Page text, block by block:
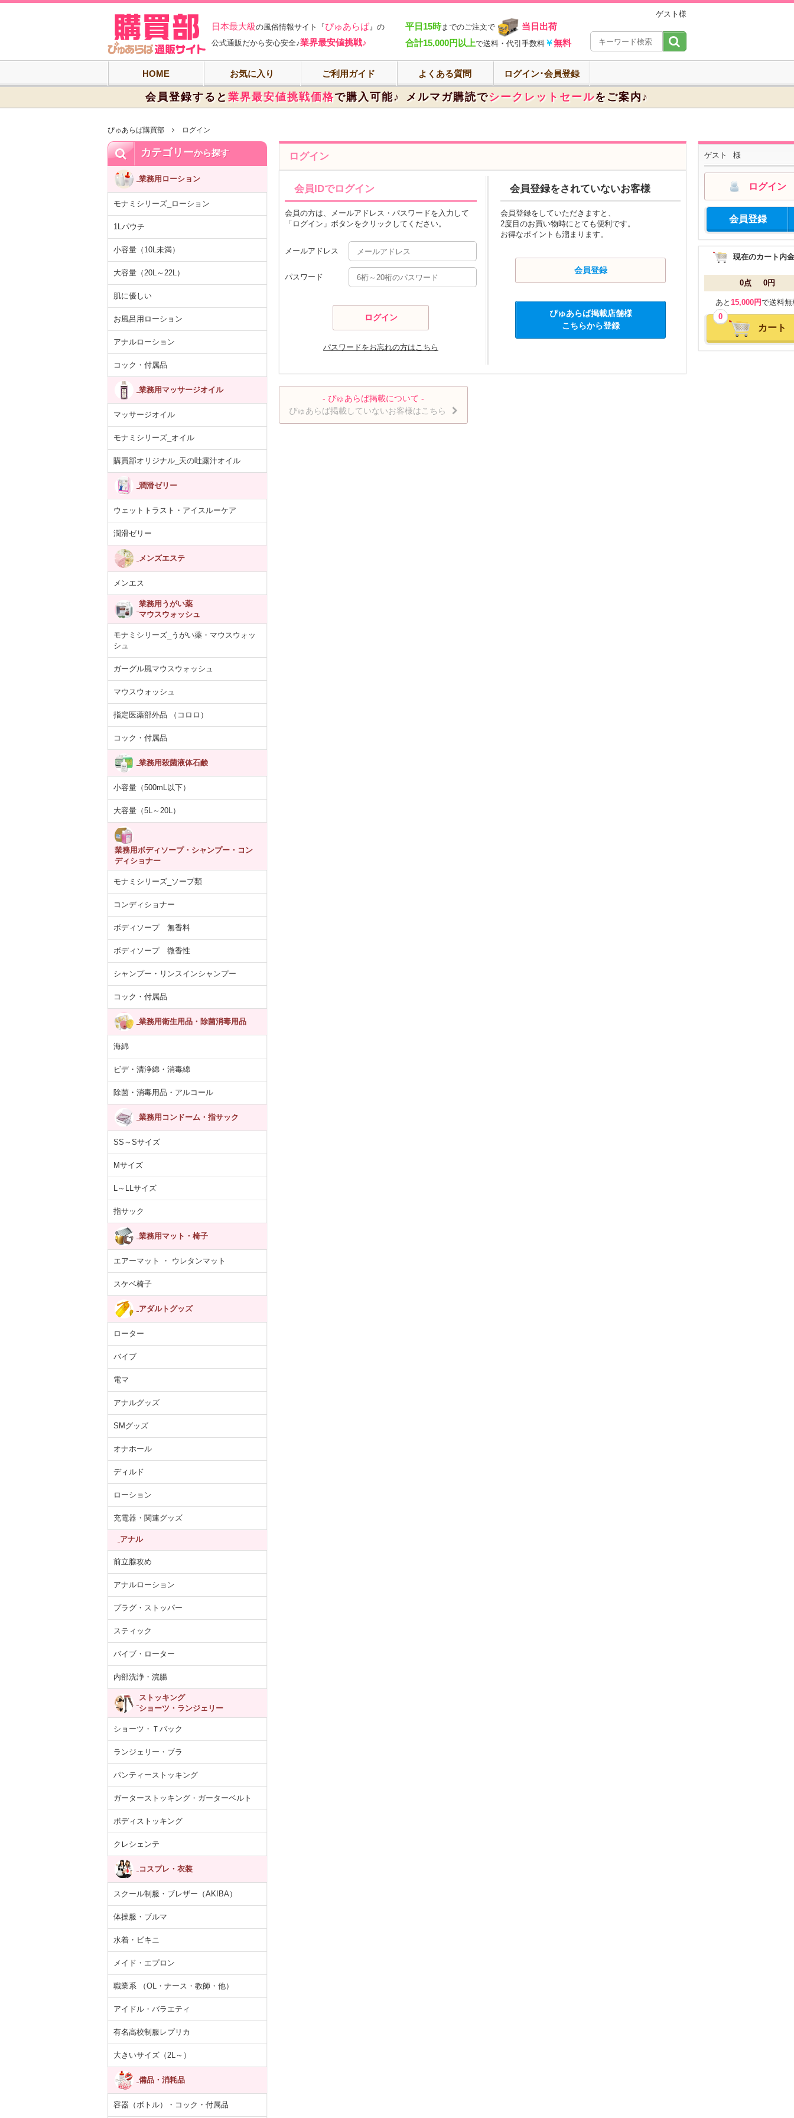
ゲスト様
日本最大級の風俗情報サイト『ぴゅあらば』の
公式通販だから安心安全♪業界最安値挑戦♪
平日15時までのご注文で
当日出荷
合計15,000円以上で送料・代引手数料 ￥無料
HOME お気に入り ご利用ガイド よくある質問 ログイン･会員登録
会員登録すると 業界最安値挑戦価格で購入可能♪ メルマガ購読でシークレットセールをご案内♪
ぴゅあらば購買部 ログイン
ゲスト 様
ログイン
会員登録
現在のカート内
0点 0円
あと 15,000円で送料無
0
カート
カテゴリーから探す
業務用ローション
モナミシリーズ_ローション
1Lパウチ
小容量（10L未満）
大容量（20L～22L）
肌に優しい
お風呂用ローション
アナルローション
コック・付属品
業務用マッサージオイル
マッサージオイル
モナミシリーズ_オイル
購買部オリジナル_天の吐露汁オイル
潤滑ゼリー
ウェットトラスト・アイスルーケア
潤滑ゼリー
メンズエステ
メンエス
業務用うがい薬
マウスウォッシュ
モナミシリーズ_うがい薬・マウスウォッ
シュ
ガーグル風マウスウォッシュ
マウスウォッシュ
指定医薬部外品 （コロロ）
コック・付属品
業務用殺菌液体石鹸
小容量（500mL以下）
大容量（5L～20L）
業務用ボディソープ・シャンプー・コン
ディショナー
モナミシリーズ_ソープ類
コンディショナー
ボディソープ 無香料
ボディソープ 微香性
シャンプー・リンスインシャンプー
コック・付属品
業務用衛生用品・除菌消毒用品
海綿
ビデ・清浄綿・消毒綿
除菌・消毒用品・アルコール
業務用コンドーム・指サック
SS～Sサイズ
Mサイズ
L～LLサイズ
指サック
業務用マット・椅子
エアーマット ・ ウレタンマット
スケベ椅子
アダルトグッズ
ローター
バイブ
電マ
アナルグッズ
SMグッズ
オナホール
ディルド
ローション
充電器・関連グッズ
アナル
前立腺攻め
アナルローション
プラグ・ストッパー
スティック
バイブ・ローター
内部洗浄・浣腸
ストッキング
ショーツ・ランジェリー
ショーツ・Ｔバック
ランジェリー・ブラ
パンティーストッキング
ガーターストッキング・ガーターベルト
ボディストッキング
クレシェンテ
コスプレ・衣装
スクール制服・ブレザー（AKIBA）
体操服・ブルマ
水着・ビキニ
メイド・エプロン
職業系 （OL・ナース・教師・他）
アイドル・バラエティ
有名高校制服レプリカ
大きいサイズ（2L～）
備品・消耗品
容器（ボトル）・コック・付属品
ログイン
会員IDでログイン
会員の方は、メールアドレス・パスワードを入力して
「ログイン」ボタンをクリックしてください。
メールアドレス
パスワード
パスワードをお忘れの方はこちら
会員登録をされていないお客様
会員登録をしていただきますと、
2度目のお買い物時にとても便利です。
お得なポイントも溜まります。
会員登録
ぴゅあらば掲載店舗様
こちらから登録
- ぴゅあらば掲載について -
ぴゅあらば掲載していないお客様はこちら